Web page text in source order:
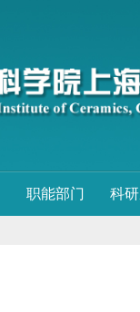
职能部门 科